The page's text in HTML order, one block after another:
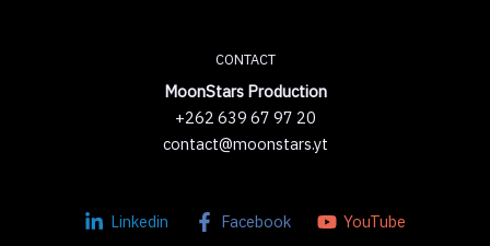
CONTACT
MoonStars Production
+262 639 67 97 20
contact@moonstars.yt
Linkedin Facebook YouTube